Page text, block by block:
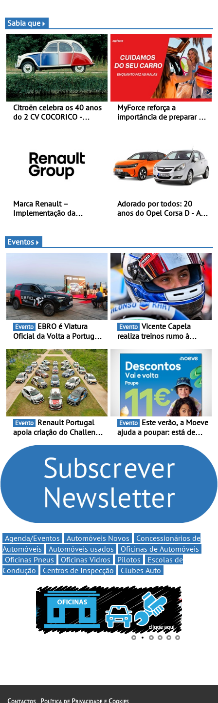
performances da categoria
o equilíbrio, a eficiência e a
afinação do veículo
Sabia que
Citroën celebra os 40 anos
do 2 CV COCORICO -
MyForce reforça a
importância de preparar o
Marca Renault –
Implementação da
eletrificação e criação de
valor
Adorado por todos: 20
anos do Opel Corsa D - A
Automóvel Britânico, em
Londres
Eventos
Evento
Oficial da Volta a Portugal
presença nacional ao lado
da mítica prova de ciclismo
e leva a sua gama SUV
multi-energia às estradas
de Portugal
Evento
realiza treinos rumo à
Portugal Karting e mira boa
estreia - O Campeonato
Portugal Karting 2026
decorre entre 1 de Março e
6 de Setembro
Evento
apoia criação do Challenge
compromisso com o
automobilismo nacional
continua em 2026
Evento
ajuda a poupar: está de
Volta” com descontos de
Agenda/Eventos Automóveis Novos
Concessionários de
Automóveis
Automóveis usados
Oficinas de Automóveis
Oficinas Pneus
Oficinas Vidros Pilotos
Escolas de
Condução
Centros de Inspecção Clubes Auto
Contactos Política de Privacidade e Cookies